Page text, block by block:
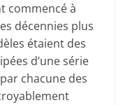
commencé à
décennies plus
étaient des
d’une série
chacune des